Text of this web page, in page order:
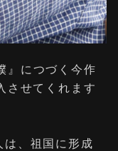
』につづく今作
させてくれます
、祖国に形成